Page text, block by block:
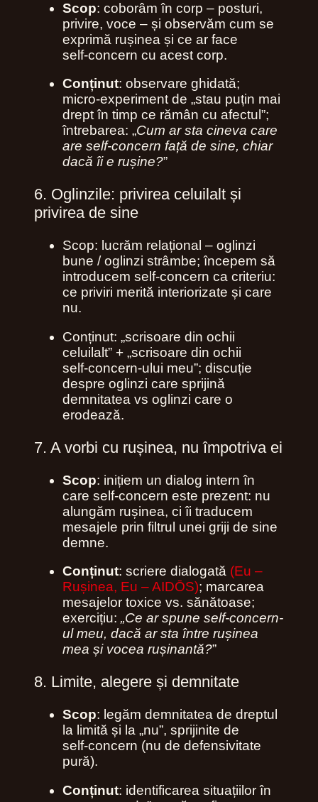
Scop: coborâm în corp – posturi,
privire, voce – și observăm cum se
exprimă rușinea și ce ar face
self‑concern cu acest corp.
Conținut: observare ghidată;
micro‑experiment de „stau puțin mai
drept în timp ce rămân cu afectul”;
întrebarea: „Cum ar sta cineva care
are self‑concern față de sine, chiar
dacă îi e rușine?”
6. Oglinzile: privirea celuilalt și
privirea de sine
Scop: lucrăm relațional – oglinzi
bune / oglinzi strâmbe; începem să
introducem self‑concern ca criteriu:
ce priviri merită interiorizate și care
nu.
Conținut: „scrisoare din ochii
celuilalt” + „scrisoare din ochii
self‑concern‑ului meu”; discuție
despre oglinzi care sprijină
demnitatea vs oglinzi care o
erodează.
7. A vorbi cu rușinea, nu împotriva ei
Scop: inițiem un dialog intern în
care self‑concern este prezent: nu
alungăm rușinea, ci îi traducem
mesajele prin filtrul unei griji de sine
demne.
Conținut: scriere dialogată (Eu –
Rușinea, Eu – AIDŌS); marcarea
mesajelor toxice vs. sănătoase;
exercițiu: „Ce ar spune self‑concern-
ul meu, dacă ar sta între rușinea
mea și vocea rușinantă?”
8. Limite, alegere și demnitate
Scop: legăm demnitatea de dreptul
la limită și la „nu”, sprijinite de
self‑concern (nu de defensivitate
pură).
Conținut: identificarea situațiilor în